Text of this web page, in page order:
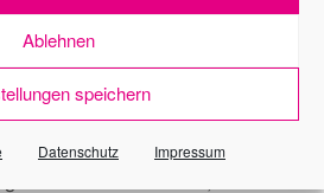
Ablehnen
speichern
Datenschutz Impressum
habe ich vollständig
und bitte Sie,
der Widerrufsfrist mit der